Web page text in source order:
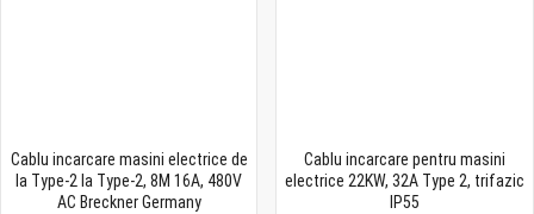
Cablu incarcare masini electrice de
la Type-2 la Type-2, 8M 16A, 480V
AC Breckner Germany
Cablu incarcare pentru masini
electrice 22KW, 32A Type 2, trifazic
IP55